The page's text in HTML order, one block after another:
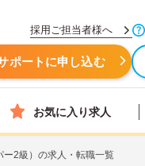
採用ご担当者様へ
ポートに申し込む
お気に入り求人
2級）の求人・転職一覧